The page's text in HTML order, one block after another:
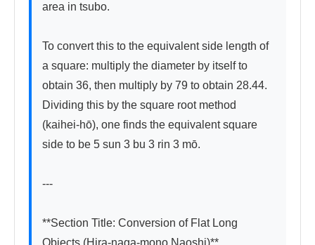
area in tsubo.
To convert this to the equivalent side length of
a square: multiply the diameter by itself to
obtain 36, then multiply by 79 to obtain 28.44.
Dividing this by the square root method
(kaihei-hō), one finds the equivalent square
side to be 5 sun 3 bu 3 rin 3 mō.
---
**Section Title: Conversion of Flat Long